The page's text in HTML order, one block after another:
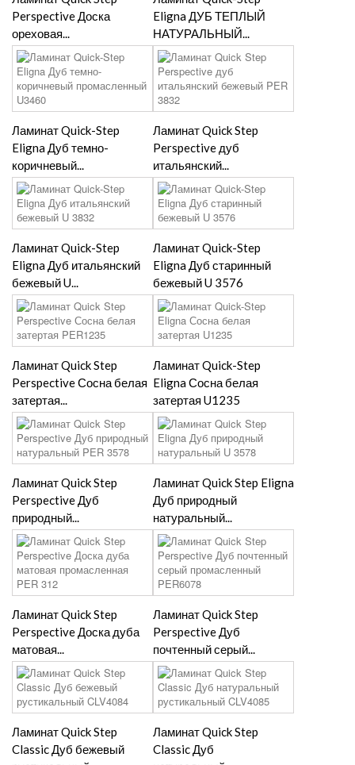
Perspective Доска
ореховая...
Eligna ДУБ ТЕПЛЫЙ
НАТУРАЛЬНЫЙ...
Ламинат Quick-Step
Eligna Дуб темно-
коричневый...
Ламинат Quick Step
Perspective дуб
итальянский...
Ламинат Quick-Step
Eligna Дуб итальянский
бежевый U...
Ламинат Quick-Step
Eligna Дуб старинный
бежевый U 3576
Ламинат Quick Step
Perspective Сосна белая
затертая...
Ламинат Quick-Step
Eligna Сосна белая
затертая U1235
Ламинат Quick Step
Perspective Дуб
природный...
Ламинат Quick Step Eligna
Дуб природный
натуральный...
Ламинат Quick Step
Perspective Доска дуба
матовая...
Ламинат Quick Step
Perspective Дуб
почтенный серый...
Ламинат Quick Step
Classic Дуб бежевый
Ламинат Quick Step
Classic Дуб